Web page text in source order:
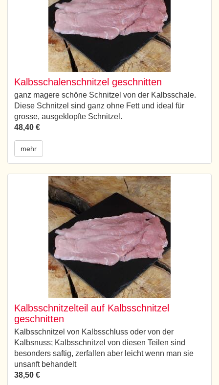
Kalbsschalenschnitzel geschnitten
ganz magere schöne Schnitzel von der Kalbsschale.
Diese Schnitzel sind ganz ohne Fett und ideal für
grosse, ausgeklopfte Schnitzel.
48,40 €
mehr
Kalbsschnitzelteil auf Kalbsschnitzel
geschnitten
Kalbsschnitzel von Kalbsschluss oder von der
Kalbsnuss; Kalbsschnitzel von diesen Teilen sind
besonders saftig, zerfallen aber leicht wenn man sie
unsanft behandelt
38,50 €